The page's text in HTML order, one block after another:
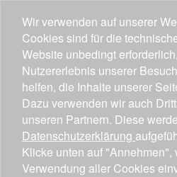
Wir verwenden auf unserer
Cookies sind für die
Website unbedingt
Nutzererlebnis unserer
helfen, die Inhalte unserer
Dazu verwenden wir auch
unseren Partnern. Diese
Datenschutzerklärung
Klicke unten auf "Annehmen",
Verwendung aller Cookies